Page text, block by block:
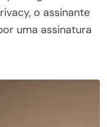
o assinante
uma assinatura